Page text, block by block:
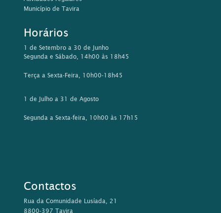
Município de Tavira
Horários
1 de Setembro a 30 de Junho
Segunda e Sábado, 14h00 às 18h45
Terça a Sexta-Feira, 10h00-18h45
1 de Julho a 31 de Agosto
Segunda a Sexta-feira, 10h00 às 17h15
Contactos
Rua da Comunidade Lusíada, 21
8800-397 Tavira